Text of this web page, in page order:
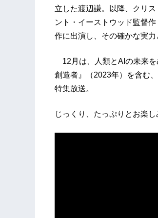
立した渡辺謙。以降、クリ
ント・イーストウッド監督
作に出演し、その確かな実
12月は、人類とAIの未来を
創造者』（2023年）を含む
特集放送。
じっくり、たっぷりとお楽し